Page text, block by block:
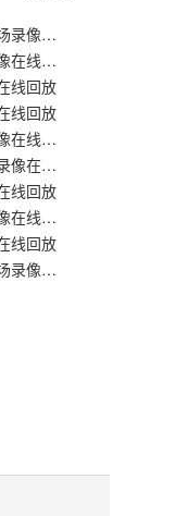
【英超】2026年05月18日 纽卡斯尔联vs西汉姆联 全场录像在线回放
【英超】2026年04月25日 西汉姆联vs埃弗顿 全场录像在线回放
线回放
线回放
【英超】2026年03月05日 富勒姆vs西汉姆联 全场录像在线回放
【英超】2026年02月22日 西汉姆联vs伯恩茅斯 全场录像在线回放
线回放
【英超】2026年02月01日 切尔西vs西汉姆联 全场录像在线回放
线回放
【英超】2026年01月07日 西汉姆联vs诺丁汉森林 全场录像在线回放